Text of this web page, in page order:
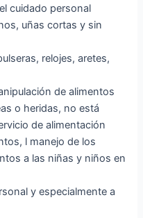
cuidado personal
uñas cortas y sin
relojes, aretes,
de alimentos
o heridas, no está
de alimentación
l manejo de los
a las niñas y niños en
y especialmente a